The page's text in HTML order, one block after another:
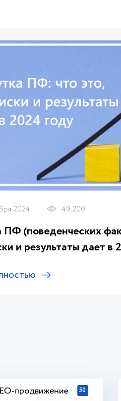
2024 49 200
ПФ (поведенческих
и результаты дает в
продвижение 50